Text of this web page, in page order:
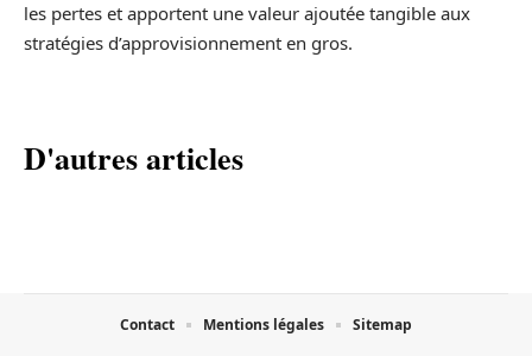
les pertes et apportent une valeur ajoutée tangible aux
stratégies d’approvisionnement en gros.
D'autres articles
Contact Mentions légales Sitemap